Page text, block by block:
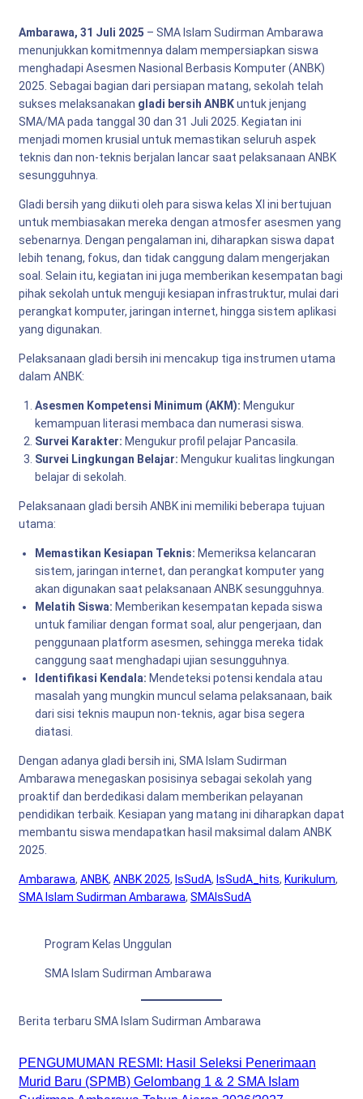
Ambarawa, 31 Juli 2025 – SMA Islam Sudirman Ambarawa
menunjukkan komitmennya dalam mempersiapkan siswa
menghadapi Asesmen Nasional Berbasis Komputer (ANBK)
2025. Sebagai bagian dari persiapan matang, sekolah telah
sukses melaksanakan gladi bersih ANBKuntuk jenjang
SMA/MA pada tanggal 30 dan 31 Juli 2025. Kegiatan ini
menjadi momen krusial untuk memastikan seluruh aspek
teknis dan non-teknis berjalan lancar saat pelaksanaan ANBK
sesungguhnya.
Gladi bersih yang diikuti oleh para siswa kelas XI ini bertujuan
untuk membiasakan mereka dengan atmosfer asesmen yang
sebenarnya. Dengan pengalaman ini, diharapkan siswa dapat
lebih tenang, fokus, dan tidak canggung dalam mengerjakan
soal. Selain itu, kegiatan ini juga memberikan kesempatan bagi
pihak sekolah untuk menguji kesiapan infrastruktur, mulai dari
perangkat komputer, jaringan internet, hingga sistem aplikasi
yang digunakan.
Pelaksanaan gladi bersih ini mencakup tiga instrumen utama
dalam ANBK:
Asesmen Kompetensi Minimum (AKM): Mengukur
kemampuan literasi membaca dan numerasi siswa.
Survei Karakter: Mengukur profil pelajar Pancasila.
Survei Lingkungan Belajar: Mengukur kualitas lingkungan
belajar di sekolah.
Pelaksanaan gladi bersih ANBK ini memiliki beberapa tujuan
utama:
Memastikan Kesiapan Teknis: Memeriksa kelancaran
sistem, jaringan internet, dan perangkat komputer yang
akan digunakan saat pelaksanaan ANBK sesungguhnya.
Melatih Siswa: Memberikan kesempatan kepada siswa
untuk familiar dengan format soal, alur pengerjaan, dan
penggunaan platform asesmen, sehingga mereka tidak
canggung saat menghadapi ujian sesungguhnya.
Identifikasi Kendala: Mendeteksi potensi kendala atau
masalah yang mungkin muncul selama pelaksanaan, baik
dari sisi teknis maupun non-teknis, agar bisa segera
diatasi.
Dengan adanya gladi bersih ini, SMA Islam Sudirman
Ambarawa menegaskan posisinya sebagai sekolah yang
proaktif dan berdedikasi dalam memberikan pelayanan
pendidikan terbaik. Kesiapan yang matang ini diharapkan dapat
membantu siswa mendapatkan hasil maksimal dalam ANBK
2025.
Ambarawa, ANBK, ANBK 2025, IsSudA, IsSudA_hits, Kurikulum
SMA Islam Sudirman Ambarawa, SMAIsSudA
Program Kelas Unggulan
SMA Islam Sudirman Ambarawa
Berita terbaru SMA Islam Sudirman Ambarawa
PENGUMUMAN RESMI: Hasil Seleksi Penerimaan
Murid Baru (SPMB) Gelombang 1 & 2 SMA Islam